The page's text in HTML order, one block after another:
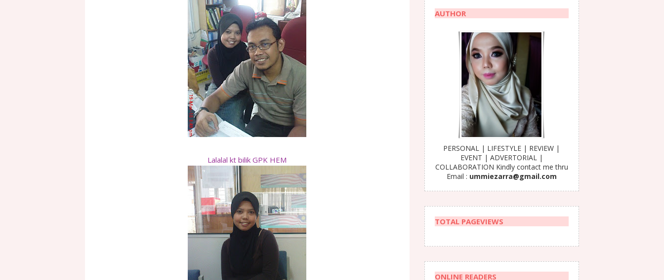
Lalalal kt bilik GPK HEM
AUTHOR
PERSONAL | LIFESTYLE | REVIEW |
EVENT | ADVERTORIAL |
COLLABORATION Kindly contact me thru
Email : ummiezarra@gmail.com
TOTAL PAGEVIEWS
ONLINE READERS